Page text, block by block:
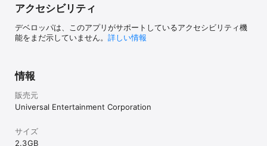
お買い得パック（上記機能がすべてご利用いただけます。）
なります。
また、本サービス利用には多くの通信量が発生します。
当した場合でも、
◎アドオンについて
お客様のアカウントがアプリを購入した時のものと異なっている可
能性があります。
アクセシビリティ
デベロッパは、このアプリがサポートしているアクセシビリティ機
能をまだ示していません。 詳しい情報
情報
販売元
Universal Entertainment Corporation
サイズ
2.3 GB